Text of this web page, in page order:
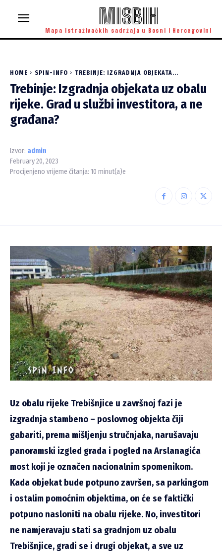
MISBIH
Mapa istraživačkih sadržaja u Bosni i Hercegovini
HOME SPIN-INFO TREBINJE: IZGRADNJA OBJEKATA...
Trebinje: Izgradnja objekata uz obalu
rijeke. Grad u službi investitora, a ne
građana?
Izvor: admin
February 20, 2023
Procijenjeno vrijeme čitanja: 10 minut(a)e
Uz obalu rijeke Trebišnjice u završnoj fazi je
izgradnja stambeno – poslovnog objekta čiji
gabariti, prema mišljenju stručnjaka, narušavaju
panoramski izgled grada i pogled na Arslanagića
most koji je označen nacionalnim spomenikom.
Kada objekat bude potpuno završen, sa parkingom
i ostalim pomoćnim objektima, on će se faktički
potpuno nasloniti na obalu rijeke. No, investitori
ne namjeravaju stati sa gradnjom uz obalu
Trebišnjice, gradi se i drugi objekat, a sve uz